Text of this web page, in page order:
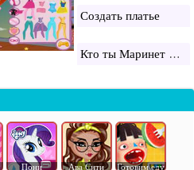
Создать платье
Кто ты Маринет или Леди Баг?
Пони Ава Сити Готовим еду